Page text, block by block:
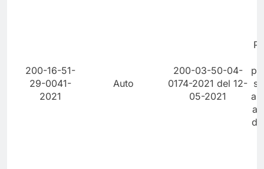
200-16-51-
29-0041-
2021
Auto
200-03-50-04-
0174-2021 del 12-
05-2021